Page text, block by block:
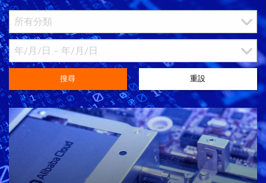
搜尋 重設